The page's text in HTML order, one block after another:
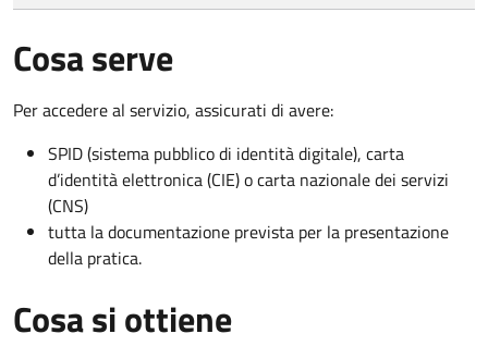
Cosa serve
Per accedere al servizio, assicurati di avere:
SPID (sistema pubblico di identità digitale), carta
d’identità elettronica (CIE) o carta nazionale dei servizi
(CNS)
tutta la documentazione prevista per la presentazione
della pratica.
Cosa si ottiene